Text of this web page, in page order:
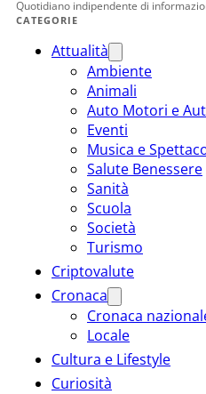
Quotidiano indipendente di
CATEGORIE
Attualità
Ambiente
Animali
Auto Motori e
Eventi
Musica e
Salute Benessere
Sanità
Scuola
Società
Turismo
Criptovalute
Cronaca
Cronaca
Locale
Cultura e Lifestyle
Curiosità